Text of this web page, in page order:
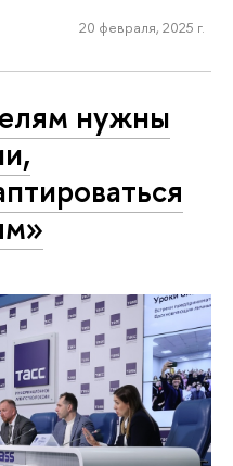
20 февраля, 2025 г.
нужны